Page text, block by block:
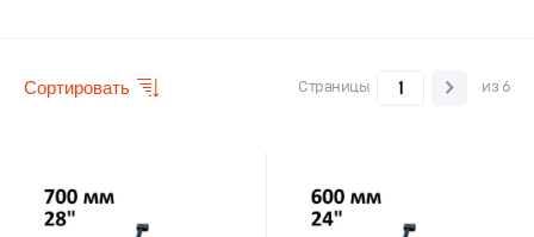
Сортировать Страницы из 6